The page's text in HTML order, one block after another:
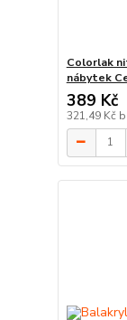
Colorlak
nábytek
389 Kč
321,49 Kč